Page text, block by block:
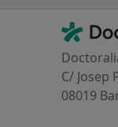
Doctoralia -
C/ Josep
08019